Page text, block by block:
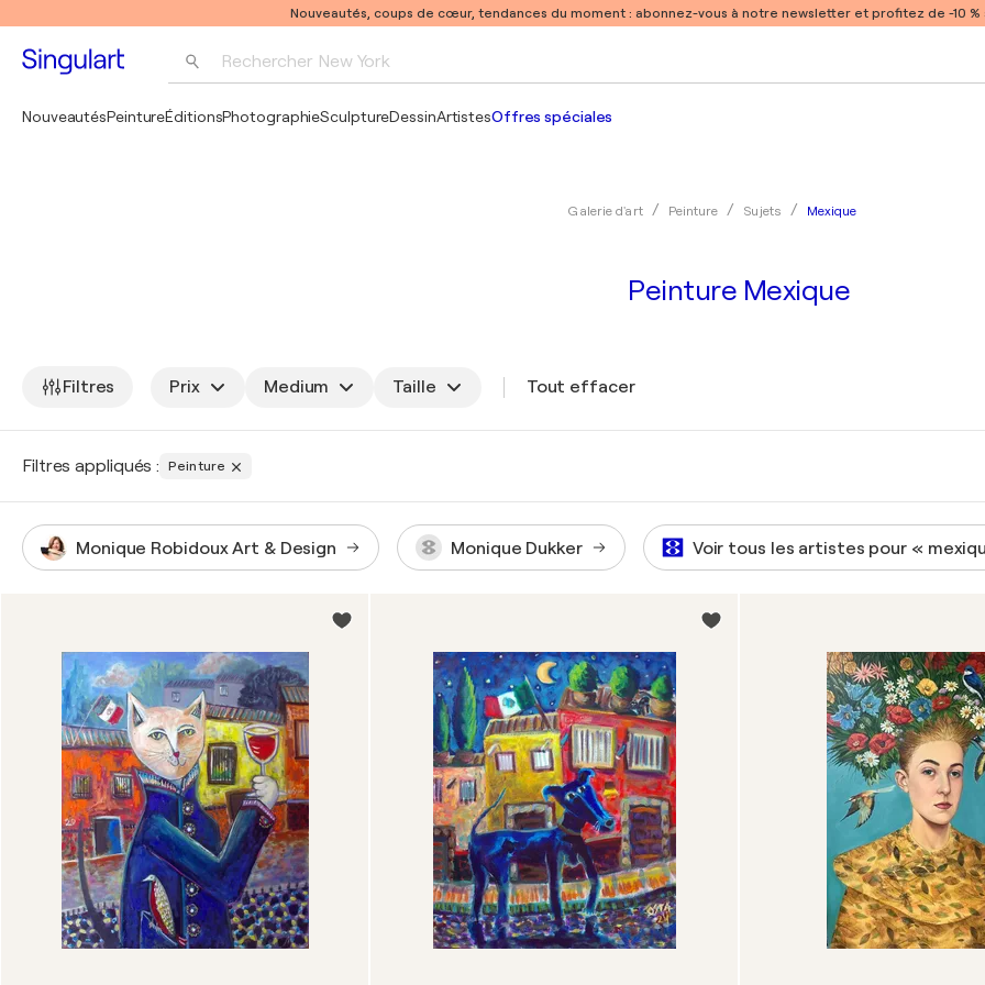
Nouveautés, coups de cœur, tendances du moment : abonnez-vous à notre newsletter et profitez de -10
Rechercher New York
NouveautésPeintureÉditionsPhotographieSculptureDessinArtistesOffres spéciales
Galerie d'art Peinture Sujets Mexique
Peinture Mexique
Filtres Prix Medium Taille Tout effacer
Filtres appliqués : Peinture
Monique Robidoux Art & Design Monique Dukker Voir tous les artistes pour «